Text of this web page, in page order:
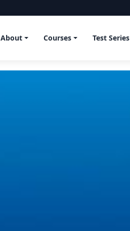
About Courses Test Series